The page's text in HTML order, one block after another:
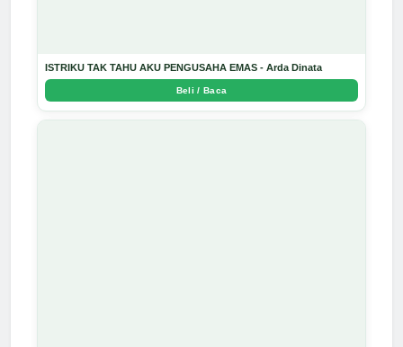
ISTRIKU TAK TAHU AKU PENGUSAHA EMAS - Arda Dinata
Beli / Baca